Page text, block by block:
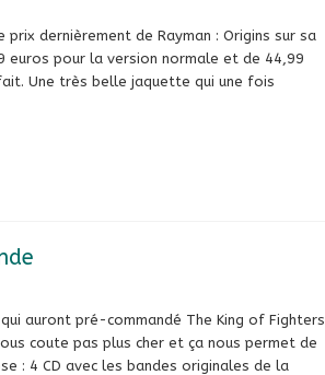
dernièrement de Rayman : Origins sur sa
pour la version normale et de 44,99
Une très belle jaquette qui une fois
auront pré-commandé The King of Fighters
coute pas plus cher et ça nous permet de
: 4 CD avec les bandes originales de la